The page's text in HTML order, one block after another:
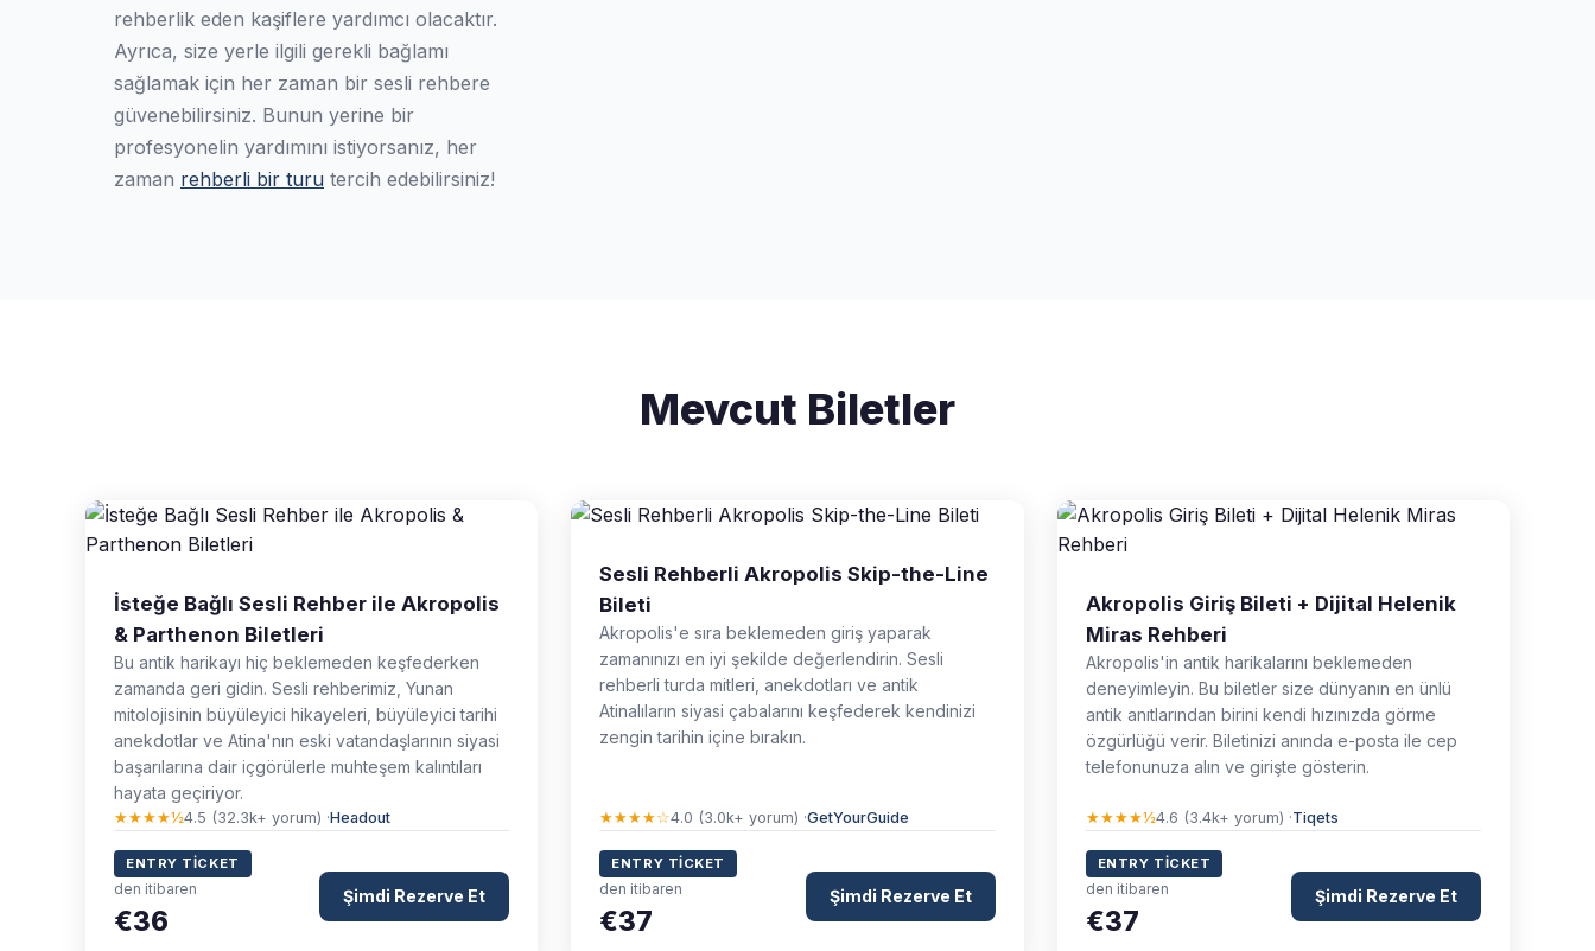
rehberlik eden kaşiflere yardımcı olacaktır.
Ayrıca, size yerle ilgili gerekli bağlamı
sağlamak için her zaman bir sesli rehbere
güvenebilirsiniz. Bunun yerine bir
profesyonelin yardımını istiyorsanız, her
zaman rehberli bir turu tercih edebilirsiniz!
Mevcut Biletler
İsteğe Bağlı Sesli Rehber ile Akropolis
& Parthenon Biletleri
Bu antik harikayı hiç beklemeden keşfederken
zamanda geri gidin. Sesli rehberimiz, Yunan
mitolojisinin büyüleyici hikayeleri, büyüleyici tarihi
anekdotlar ve Atina'nın eski vatandaşlarının siyasi
başarılarına dair içgörülerle muhteşem kalıntıları
hayata geçiriyor.
★★★★½4.5 (32.3k+ yorum) ·Headout
ENTRY TICKET
den itibaren
€36
Şimdi Rezerve Et
Sesli Rehberli Akropolis Skip-the-Line
Bileti
Akropolis'e sıra beklemeden giriş yaparak
zamanınızı en iyi şekilde değerlendirin. Sesli
rehberli turda mitleri, anekdotları ve antik
Atinalıların siyasi çabalarını keşfederek kendinizi
zengin tarihin içine bırakın.
★★★★☆4.0 (3.0k+ yorum) ·GetYourGuide
ENTRY TICKET
den itibaren
€37
Şimdi Rezerve Et
Akropolis Giriş Bileti + Dijital Helenik
Miras Rehberi
Akropolis'in antik harikalarını beklemeden
deneyimleyin. Bu biletler size dünyanın en ünlü
antik anıtlarından birini kendi hızınızda görme
özgürlüğü verir. Biletinizi anında e-posta ile cep
telefonunuza alın ve girişte gösterin.
★★★★½4.6 (3.4k+ yorum) ·Tiqets
ENTRY TICKET
den itibaren
€37
Şimdi Rezerve Et